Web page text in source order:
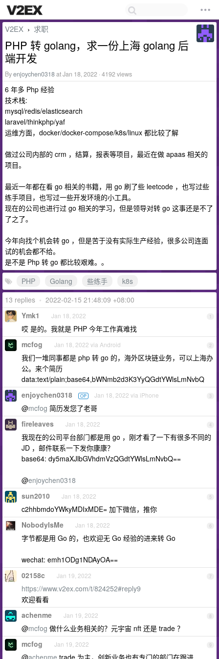
V2EX › 求职
PHP 转 golang，求一份上海 golang 后
端开发
Byenjoychen0318at Jan 18, 2022 · 4192 views
6 年多 Php 经验
技术栈:
mysql/redis/elasticsearch
laravel/thinkphp/yaf
运维方面，docker/docker-compose/k8s/linux 都比较了解
做过公司内部的 crm ，结算，报表等项目，最近在做 apaas 相关的
项目。
最近一年都在看 go 相关的书籍，用 go 刷了些 leetcode ，也写过些
练手项目，也写过一些开发环境的小工具。
现在的公司也进行过 go 相关的学习，但是领导对转 go 这事还是不了
了之了。
今年向找个机会转 go ，但是苦于没有实际生产经验，很多公司连面
试的机会都不给。
是不是 Php 转 go 都比较艰难。。
PHP
Golang 些练手
k8s
13 replies • 2022-02-15 21:48:09 +08:00
1
Ymk1 Jan 18, 2022
哎 是的。我就是 PHP 今年工作真难找
2
mcfog Jan 18, 2022 via Android
我们一堆同事都是 php 转 go 的，海外区块链业务，可以上海办
公。来个简历
data:text/plain;base64,bWNmb2d3K3YyQGdtYWlsLmNvbQ
3
enjoychen0318 OP Jan 18, 2022 via iPhone
@mcfog 简历发您了老哥
4
fireleaves Jan 18, 2022
我现在的公司平台部门都是用 go ，刚才看了一下有很多不同的
JD ，邮件联系一下发你康康？
base64: dy5maXJlbGVhdmVzQGdtYWlsLmNvbQ==
@enjoychen0318
5
sun2010 Jan 18, 2022
c2hhbmdoYWkyMDIxMDE= 加下微信，推你
6
NobodyIsMe Jan 18, 2022
字节都是用 Go 的，也欢迎无 Go 经验的进来转 Go
wechat: emh1ODg1NDAyOA==
7
02158c Jan 19, 2022
https://www.v2ex.com/t/824252#reply9
欢迎看看
8
achenme Jan 19, 2022
@mcfog 做什么业务相关的？元宇宙 nft 还是 trade ？
9
mcfog Jan 19, 2022
@achenme trade 为主，创新业务也有专门的部门在跟进